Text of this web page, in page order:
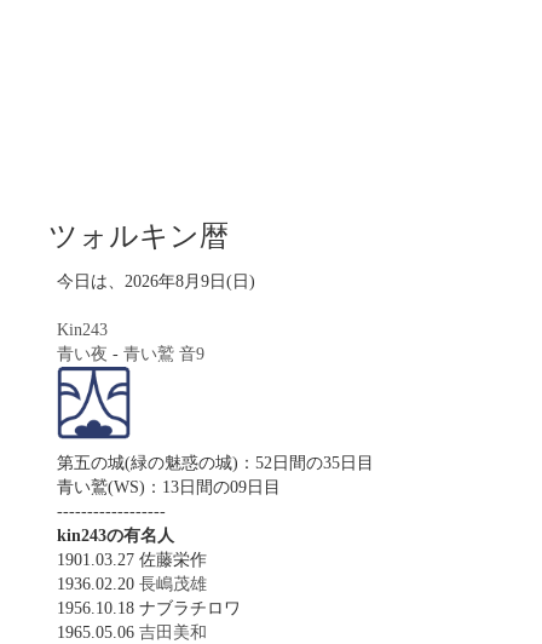
ツォルキン暦
今日は、2026年8月9日(日)
Kin243
青い夜 - 青い鷲 音9
第五の城(緑の魅惑の城)：52日間の35日目
青い鷲(WS)：13日間の09日目
------------------
kin243の有名人
1901.03.27 佐藤栄作
1936.02.20 長嶋茂雄
1956.10.18 ナブラチロワ
1965.05.06 吉田美和